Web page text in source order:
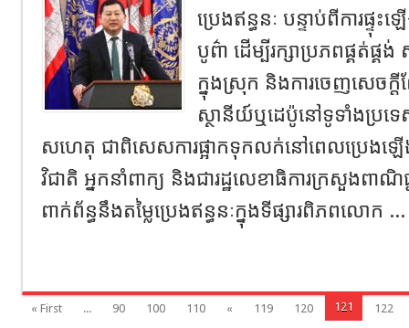
ប្រេងឥន្ធនៈ បន្ទាប់ពីការផ្ទុ
បូព៌ា ដើម្បីរក្សាប្រភពផ្គត់ផ្គ
ក្នុងស្រុក និងការចេញសេចក្
ស្ថានីយ៍ឬដេប៉ូនៅទូទាំងប្រទ
សហេតុ ជាពិសេសការផ្អាកទុកលក់នៅពេលប្រេងឡ
វិជាតិ អ្នកនាំពាក្យ និងជារដ្ឋលេខាធិការក្រសួងពា
ពាក់ព័ន្ធនឹងតម្លៃប្រេងឥន្ធនៈក្នុងទីផ្សារពិភពលោក
« First ... 90 100 110 « 119 120 121 122